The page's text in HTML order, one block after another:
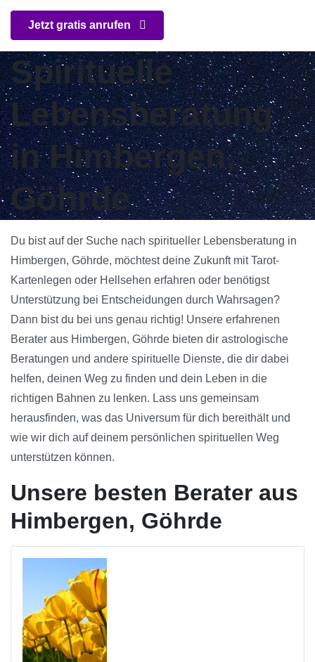
Jetzt gratis anrufen
Spirituelle
Lebensberatung
in Himbergen,
Göhrde
Du bist auf der Suche nach spiritueller Lebensberatung in
Himbergen, Göhrde, möchtest deine Zukunft mit Tarot-
Kartenlegen oder Hellsehen erfahren oder benötigst
Unterstützung bei Entscheidungen durch Wahrsagen?
Dann bist du bei uns genau richtig! Unsere erfahrenen
Berater aus Himbergen, Göhrde bieten dir astrologische
Beratungen und andere spirituelle Dienste, die dir dabei
helfen, deinen Weg zu finden und dein Leben in die
richtigen Bahnen zu lenken. Lass uns gemeinsam
herausfinden, was das Universum für dich bereithält und
wie wir dich auf deinem persönlichen spirituellen Weg
unterstützen können.
Unsere besten Berater aus
Himbergen, Göhrde